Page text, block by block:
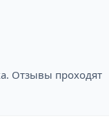
Отзывы проходят